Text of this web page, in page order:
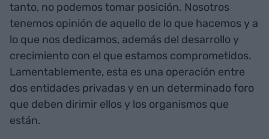
tanto, no podemos tomar posición. Nosotros
tenemos opinión de aquello de lo que hacemos y a
lo que nos dedicamos, además del desarrollo y
crecimiento con el que estamos comprometidos.
Lamentablemente, esta es una operación entre
dos entidades privadas y en un determinado foro
que deben dirimir ellos y los organismos que
están.